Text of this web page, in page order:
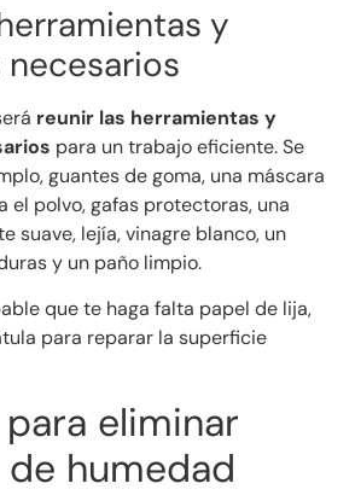
y
reunir las herramientas y
para un trabajo eficiente. Se
guantes de goma, una máscara
el polvo, gafas protectoras, una
suave, lejía, vinagre blanco, un
y un paño limpio.
que te haga falta papel de lija,
para reparar la superficie
eliminar
humedad